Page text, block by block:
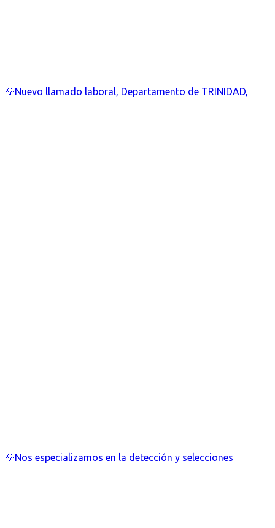
💡Nuevo llamado laboral, Departamento de TRINIDAD,
💡Nos especializamos en la detección y selecciones